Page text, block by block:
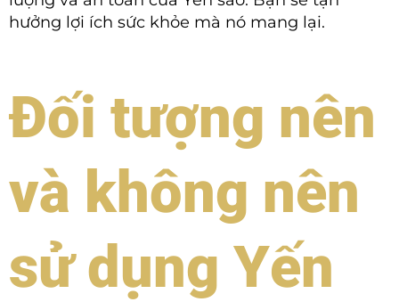
hưởng lợi ích sức khỏe mà nó mang lại.
Đối tượng nên
và không nên
sử dụng Yến